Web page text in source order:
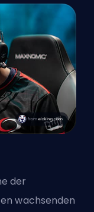
der
wachsenden